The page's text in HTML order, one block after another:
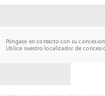
Póngase en contacto con su
Utilice nuestro localizador de